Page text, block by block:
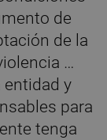
de
de la
…
entidad y
para
tenga